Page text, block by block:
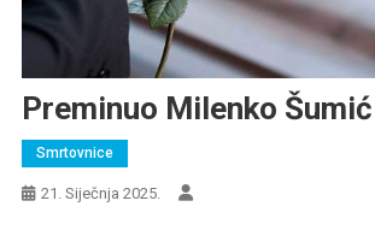
Preminuo Milenko Šumić
Smrtovnice
21. Siječnja 2025.